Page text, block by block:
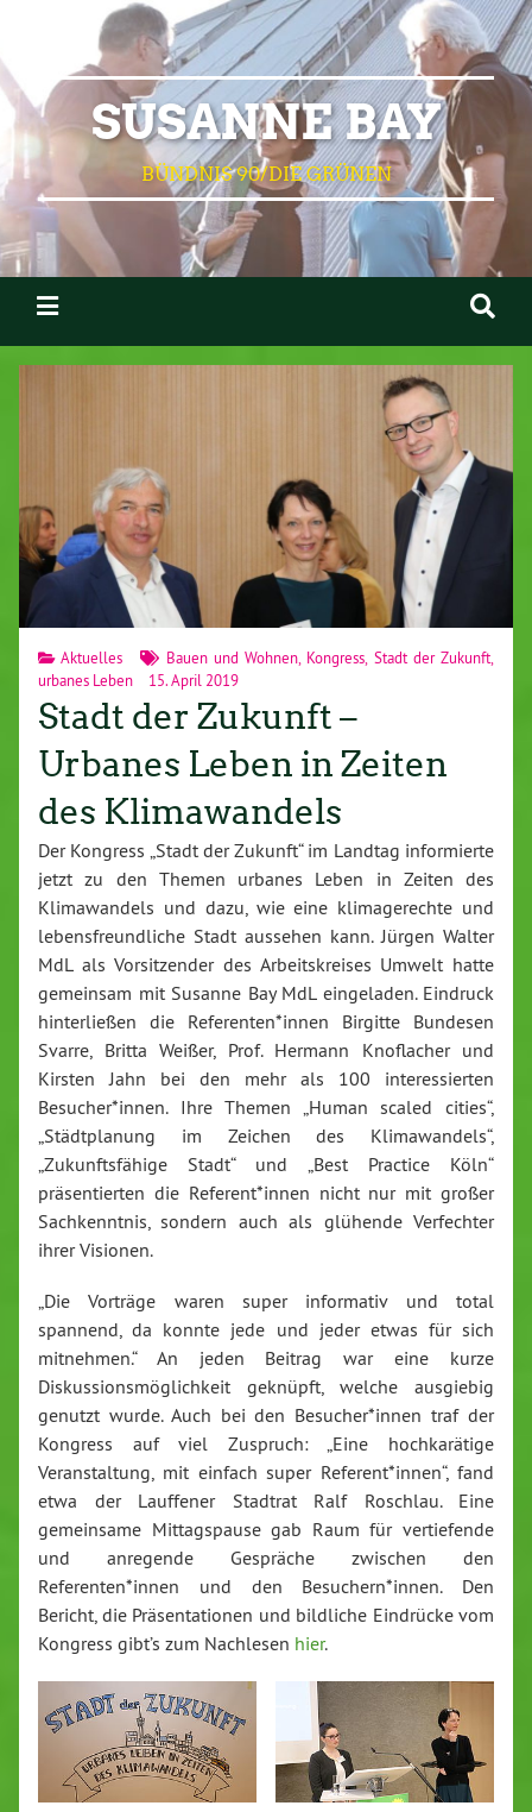
SUSANNE BAY
BÜNDNIS 90/DIE GRÜNEN
Aktuelles Bauen und Wohnen Kongress Stadt der Zukunft
urbanes Leben
15. April 2019
Stadt der Zukunft –
Urbanes Leben in Zeiten
des Klimawandels
Der Kongress „Stadt der Zukunft“ im Landtag informierte
jetzt zu den Themen urbanes Leben in Zeiten des
Klimawandels und dazu, wie eine klimagerechte und
lebensfreundliche Stadt aussehen kann. Jürgen Walter
MdL als Vorsitzender des Arbeitskreises Umwelt hatte
gemeinsam mit Susanne Bay MdL eingeladen. Eindruck
hinterließen die Referenten*innen Birgitte Bundesen
Svarre, Britta Weißer, Prof. Hermann Knoflacher und
Kirsten Jahn bei den mehr als 100 interessierten
Besucher*innen. Ihre Themen „Human scaled cities“,
„Städtplanung im Zeichen des Klimawandels“,
„Zukunftsfähige Stadt“ und „Best Practice Köln“
präsentierten die Referent*innen nicht nur mit großer
Sachkenntnis, sondern auch als glühende Verfechter
ihrer Visionen.
„Die Vorträge waren super informativ und total
spannend, da konnte jede und jeder etwas für sich
mitnehmen.“ An jeden Beitrag war eine kurze
Diskussionsmöglichkeit geknüpft, welche ausgiebig
genutzt wurde. Auch bei den Besucher*innen traf der
Kongress auf viel Zuspruch: „Eine hochkarätige
Veranstaltung, mit einfach super Referent*innen“, fand
etwa der Lauffener Stadtrat Ralf Roschlau. Eine
gemeinsame Mittagspause gab Raum für vertiefende
und anregende Gespräche zwischen den
Referenten*innen und den Besuchern*innen. Den
Bericht, die Präsentationen und bildliche Eindrücke vom
Kongress gibt’s zum Nachlesen hier.